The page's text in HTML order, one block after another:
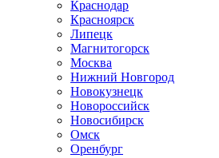
Краснодар
Красноярск
Липецк
Магнитогорск
Москва
Нижний Новгород
Новокузнецк
Новороссийск
Новосибирск
Омск
Оренбург